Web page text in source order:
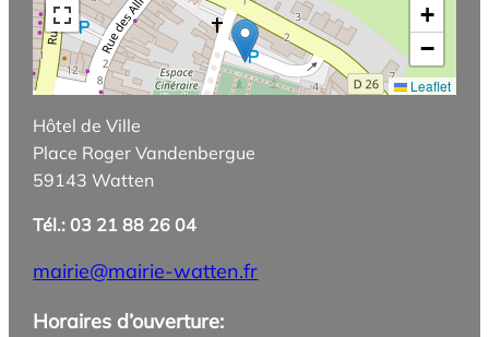
+
−
Leaflet
Hôtel de Ville
Place Roger Vandenbergue
59143 Watten
Tél.: 03 21 88 26 04
mairie@mairie-watten.fr
Horaires d’ouverture: